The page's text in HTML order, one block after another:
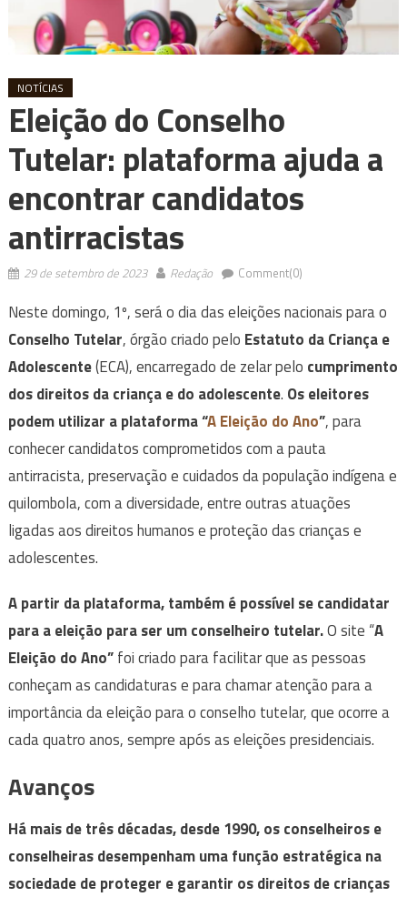
NOTÍCIAS
Eleição do Conselho
Tutelar: plataforma ajuda a
encontrar candidatos
antirracistas
29 de setembro de 2023 Redação Comment(0)
Neste domingo, 1º, será o dia das eleições nacionais para o
Conselho Tutelar, órgão criado pelo Estatuto da Criança e
Adolescente(ECA), encarregado de zelar pelo cumprimento
dos direitos da criança e do adolescente. Os eleitores
podem utilizar a plataforma “A Eleição do Ano”, para
conhecer candidatos comprometidos com a pauta
antirracista, preservação e cuidados da população indígena e
quilombola, com a diversidade, entre outras atuações
ligadas aos direitos humanos e proteção das crianças e
adolescentes.
A partir da plataforma, também é possível se candidatar
para a eleição para ser um conselheiro tutelar.O site “A
Eleição do Ano”foi criado para facilitar que as pessoas
conheçam as candidaturas e para chamar atenção para a
importância da eleição para o conselho tutelar, que ocorre a
cada quatro anos, sempre após as eleições presidenciais.
Avanços
Há mais de três décadas, desde 1990, os conselheiros e
conselheiras desempenham uma função estratégica na
sociedade de proteger e garantir os direitos de crianças